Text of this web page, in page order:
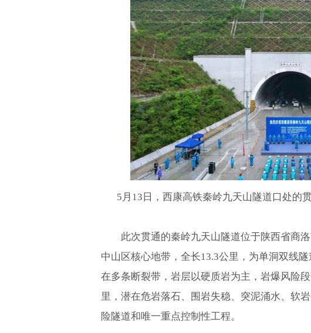
5月13日，西康高铁秦岭九天山隧道口处
此次贯通的秦岭九天山隧道位于陕西省商
中山区核心地带，全长13.3公里，为单洞双线
在多条断裂带，岩层以硬质岩为主，岩爆风险
里，潜在危岩落石、围岩失稳、突泥涌水、软
险隧道和唯一重点控制性工程。